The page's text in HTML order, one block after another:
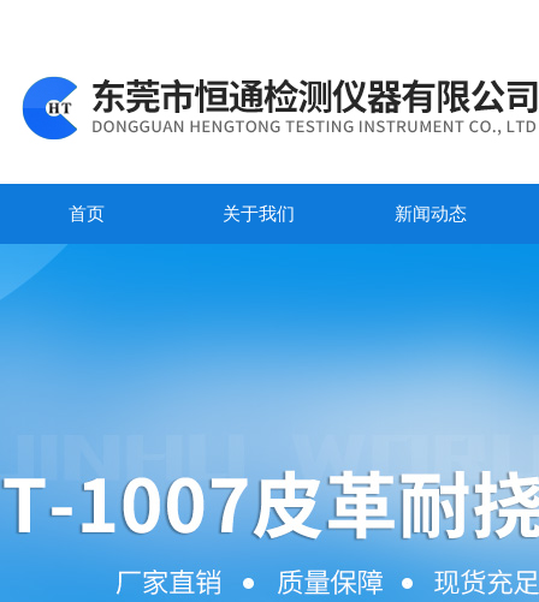
首页 关于我们 新闻动态